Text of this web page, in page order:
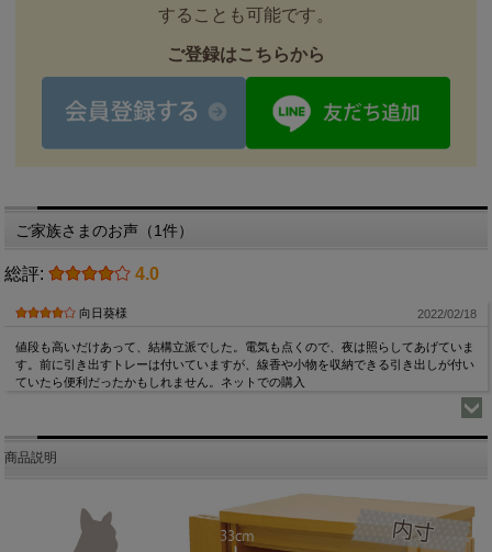
することも可能です。
ご登録はこちらから
ご家族さまのお声（1件）
総評: 4.0
向日葵様 2022/02/18
値段も高いだけあって、結構立派でした。電気も点くので、夜は照らしてあげていま
す。前に引き出すトレーは付いていますが、線香や小物を収納できる引き出しが付い
ていたら便利だったかもしれません。ネットでの購入
商品説明